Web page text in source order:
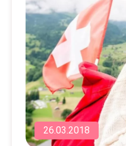
26.03.2018